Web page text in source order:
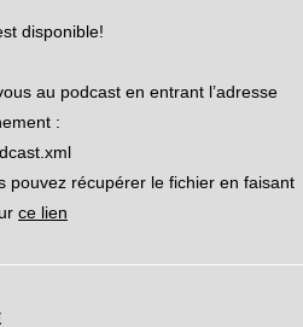
disponible!
au podcast en entrant l’adresse
:
pouvez récupérer le fichier en faisant
ce lien